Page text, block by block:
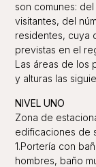
son comunes:
visitantes, del
residentes, cuya
previstas en el
Las áreas de los
y alturas las
NIVEL UNO
Zona de
edificaciones de
1.Portería con
hombres, baño